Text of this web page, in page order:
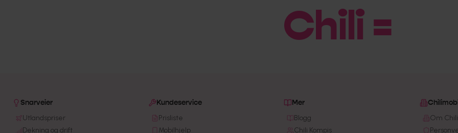
Chili = Bill
Snarveier
Utlandspriser
Dekning og drift
Kundeservice
Prisliste
Mobilhjelp
Mer
Blogg
Chili Kompis
Om